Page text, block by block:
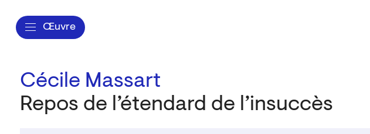
Œuvre
Cécile Massart
Repos de l’étendard de l’insuccès